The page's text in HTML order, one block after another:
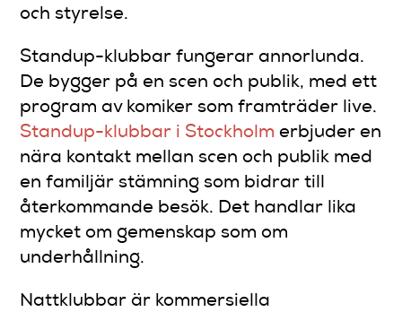
och styrelse.
Standup-klubbar fungerar annorlunda.
De bygger på en scen och publik, med ett
program av komiker som framträder live.
Standup-klubbar i Stockholm erbjuder en
nära kontakt mellan scen och publik med
en familjär stämning som bidrar till
återkommande besök. Det handlar lika
mycket om gemenskap som om
underhållning.
Nattklubbar är kommersiella